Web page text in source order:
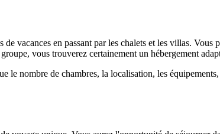
vacances en passant par les chalets et les villas.
vous trouverez certainement un hébergement
nombre de chambres, la localisation, les